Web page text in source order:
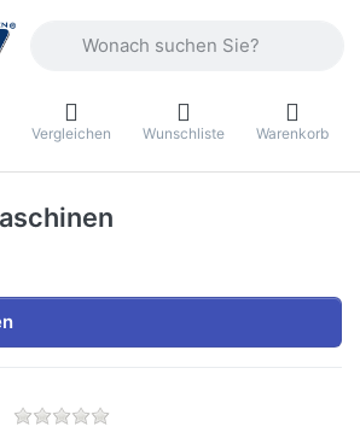
Vergleichen Wunschliste Warenkorb
Zu diesem Produkt liegen